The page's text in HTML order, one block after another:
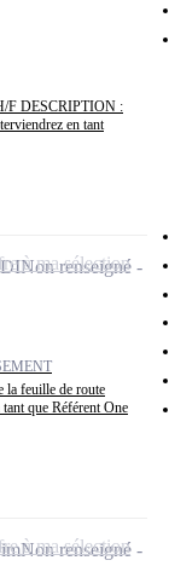
F DESCRIPTION :
en tant
la feuille de route
que Référent One
Non renseigné
à ma sélection
Non renseigné
à ma sélection